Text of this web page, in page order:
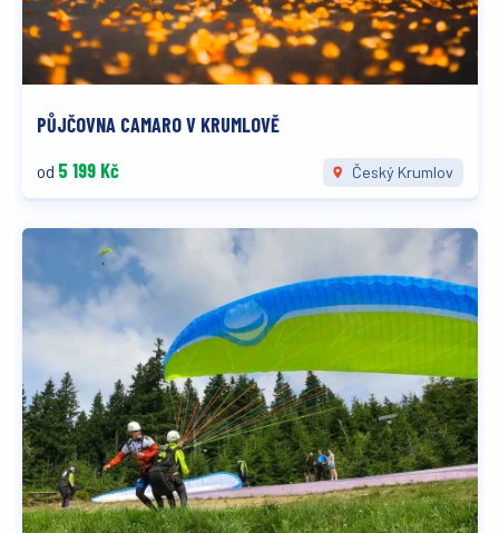
PŮJČOVNA CAMARO V KRUMLOVĚ
od 5 199 Kč Český Krumlov